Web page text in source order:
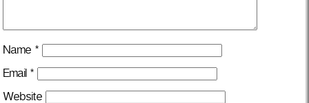
Name *
Email *
Website